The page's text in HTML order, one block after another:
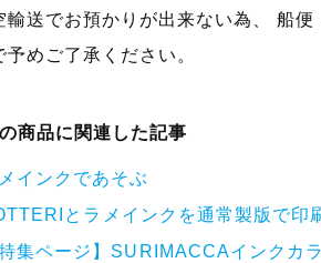
輸送でお預かりが出来ない為、 船
予めご了承ください。
商品に関連した記事
インクであそぶ
とラメインクを通常製版で印
集ページ】SURIMACCAインクカ